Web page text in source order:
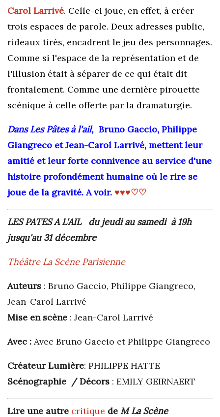
Carol Larrivé. Celle-ci joue, en effet, à créer
trois espaces de parole. Deux adresses public,
rideaux tirés, encadrent le jeu des personnages.
Comme si l'espace de la représentation et de
l'illusion était à séparer de ce qui était dit
frontalement. Comme une dernière pirouette
scénique à celle offerte par la dramaturgie.
Dans Les Pâtes à l'ail, Bruno Gaccio, Philippe
Giangreco et Jean-Carol Larrivé, mettent leur
amitié et leur forte connivence au service d'une
histoire profondément humaine où le rire se
joue de la gravité. A voir. ♥♥♥♡♡
LES PATES A L'AIL du jeudi au samedi à 19h
jusqu'au 31 décembre
Théâtre La Scène Parisienne
Auteurs : Bruno Gaccio, Philippe Giangreco,
Jean-Carol Larrivé
Mise en scène : Jean-Carol Larrivé
Avec : Avec Bruno Gaccio et Philippe Giangreco
Créateur Lumière: PHILIPPE HATTE
Scénographie / Décors : EMILY GEIRNAERT
Lire une autre critique de M La Scène